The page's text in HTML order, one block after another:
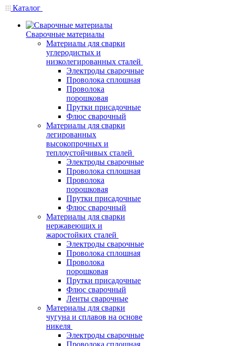
Каталог
Сварочные материалы
Материалы для сварки
углеродистых и
низколегированных сталей
Электроды сварочные
Проволока сплошная
Проволока
порошковая
Прутки присадочные
Флюс сварочный
Материалы для сварки
легированных
высокопрочных и
теплоустойчивых сталей
Электроды сварочные
Проволока сплошная
Проволока
порошковая
Прутки присадочные
Флюс сварочный
Материалы для сварки
нержавеющих и
жаростойких сталей
Электроды сварочные
Проволока сплошная
Проволока
порошковая
Прутки присадочные
Флюс сварочный
Ленты сварочные
Материалы для сварки
чугуна и сплавов на основе
никеля
Электроды сварочные
Проволока сплошная